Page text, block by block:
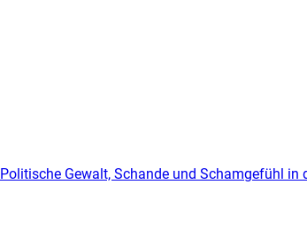
Politische Gewalt, Schande und Schamgefühl in